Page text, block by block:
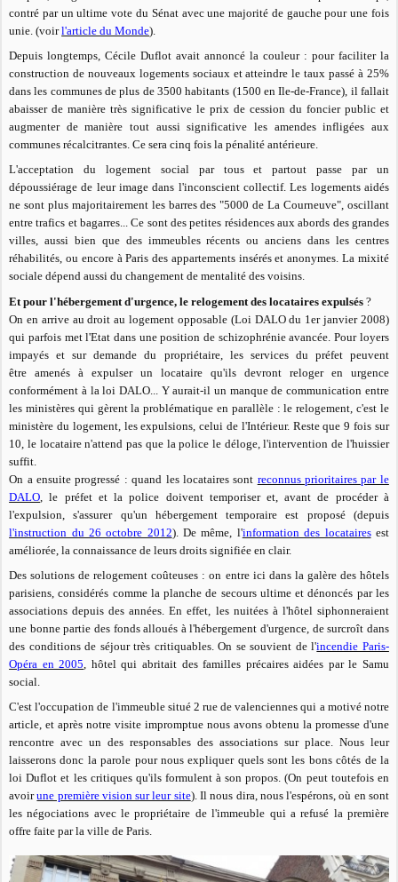
contré par un ultime vote du Sénat avec une majorité de gauche pour une fois
unie. (voirl'article du Monde).
Depuis longtemps, Cécile Duflot avait annoncé la couleur : pour faciliter la
construction de nouveaux logements sociaux et atteindre le taux passé à 25%
dans les communes de plus de 3500 habitants (1500 en Ile-de-France), il fallait
abaisser de manière très significative le prix de cession du foncier public et
augmenter de manière tout aussi significative les amendes infligées aux
communes récalcitrantes. Ce sera cinq fois la pénalité antérieure.
L'acceptation du logement social par tous et partout passe par un
dépoussiérage de leur image dans l'inconscient collectif. Les logements aidés
ne sont plus majoritairement les barres des "5000 de La Courneuve", oscillant
entre trafics et bagarres... Ce sont des petites résidences aux abords des grandes
villes, aussi bien que des immeubles récents ou anciens dans les centres
réhabilités, ou encore à Paris des appartements insérés et anonymes. La mixité
sociale dépend aussi du changement de mentalité des voisins.
Et pour l'hébergement d'urgence, le relogement des locataires expulsés ?
On en arrive au droit au logement opposable (Loi DALO du 1er janvier 2008)
qui parfois met l'Etat dans une position de schizophrénie avancée. Pour loyers
impayés et sur demande du propriétaire, les services du préfet peuvent
être amenés à expulser un locataire qu'ils devront reloger en urgence
conformément à la loi DALO... Y aurait-il un manque de communication entre
les ministères qui gèrent la problématique en parallèle : le relogement, c'est le
ministère du logement, les expulsions, celui de l'Intérieur. Reste que 9 fois sur
10, le locataire n'attend pas que la police le déloge, l'intervention de l'huissier
suffit.
On a ensuite progressé : quand les locataires sont reconnus prioritaires par le
DALO , le préfet et la police doivent temporiser et, avant de procéder à
l'expulsion, s'assurer qu'un hébergement temporaire est proposé (depuis
l'instruction du 26 octobre 2012). De même, l'information des locatairesest
améliorée, la connaissance de leurs droits signifiée en clair.
Des solutions de relogement coûteuses : on entre ici dans la galère des hôtels
parisiens, considérés comme la planche de secours ultime et dénoncés par les
associations depuis des années. En effet, les nuitées à l'hôtel siphonneraient
une bonne partie des fonds alloués à l'hébergement d'urgence, de surcroît dans
des conditions de séjour très critiquables. On se souvient de l'incendie Paris-
Opéra en 2005 , hôtel qui abritait des familles précaires aidées par le Samu
social.
C'est l'occupation de l'immeuble situé 2 rue de valenciennes qui a motivé notre
article, et après notre visite impromptue nous avons obtenu la promesse d'une
rencontre avec un des responsables des associations sur place. Nous leur
laisserons donc la parole pour nous expliquer quels sont les bons côtés de la
loi Duflot et les critiques qu'ils formulent à son propos. (On peut toutefois en
avoirune première vision sur leur site). Il nous dira, nous l'espérons, où en sont
les négociations avec le propriétaire de l'immeuble qui a refusé la première
offre faite par la ville de Paris.